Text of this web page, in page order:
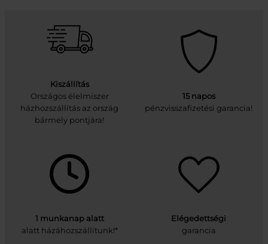
Kiszállítás
Országos élelmiszer
házhozszállítás az ország
bármely pontjára!
15 napos
pénzvisszafizetési garancia!
1 munkanap alatt
alatt házáhozszállítunk!*
Elégedettségi
garancia